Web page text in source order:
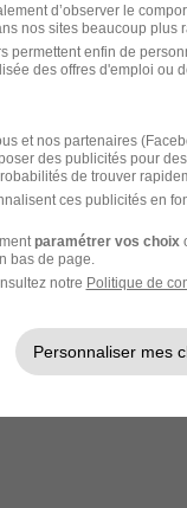
d’observer le
nos sites beaucoup plus
permettent enfin de
des offres d'emploi ou
et nos partenaires
des publicités pour
de trouver
ces publicités en
paramétrer vos choix
bas de page.
notre Politique de
Personnaliser mes